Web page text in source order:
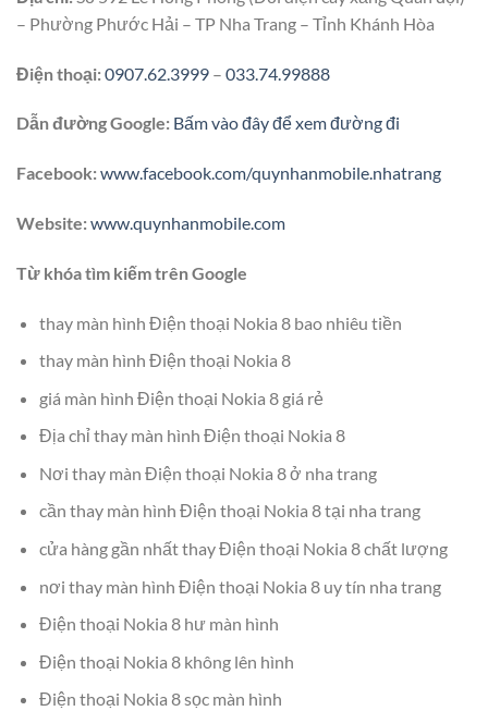
– Phường Phước Hải – TP Nha Trang – Tỉnh Khánh Hòa
Điện thoại:0907.62.3999 – 033.74.99888
Dẫn đường Google: Bấm vào đây để xem đường đi
Facebook:www.facebook.com/quynhanmobile.nhatrang
Website:www.quynhanmobile.com
Từ khóa tìm kiếm trên Google
thay màn hình Điện thoại Nokia 8 bao nhiêu tiền
thay màn hình Điện thoại Nokia 8
giá màn hình Điện thoại Nokia 8 giá rẻ
Địa chỉ thay màn hình Điện thoại Nokia 8
Nơi thay màn Điện thoại Nokia 8 ở nha trang
cần thay màn hình Điện thoại Nokia 8 tại nha trang
cửa hàng gần nhất thay Điện thoại Nokia 8 chất lượng
nơi thay màn hình Điện thoại Nokia 8 uy tín nha trang
Điện thoại Nokia 8 hư màn hình
Điện thoại Nokia 8 không lên hình
Điện thoại Nokia 8 sọc màn hình